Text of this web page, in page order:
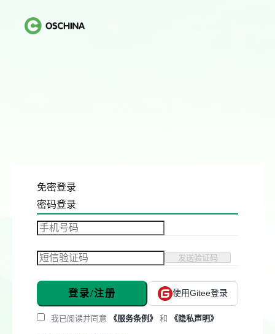
免密登录
密码登录
发送验证码
登录/注册 使用Gitee登录
我已阅读并同意 《服务条例》 和 《隐私声明》